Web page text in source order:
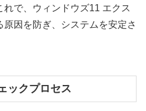
で、ウィンドウズ11 エクス
因を防ぎ、システムを安定さ
ックプロセス